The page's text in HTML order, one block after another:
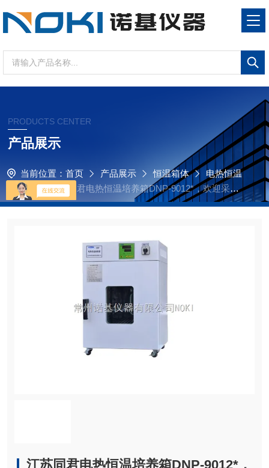
PRODUCTS CENTER
产品展示
当前位置： 首页 产品展示 恒温箱体
电热恒温
培养箱
江苏同君电热恒温培养箱DNP-9012*，欢迎采购
咨询！
江苏同君电热恒温培养箱DNP-9012*，